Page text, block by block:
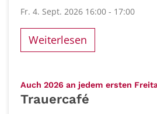
Fr. 4. Sept. 2026 16:00 - 17:00
Weiterlesen
Auch 2026 an jedem ersten
Trauercafé